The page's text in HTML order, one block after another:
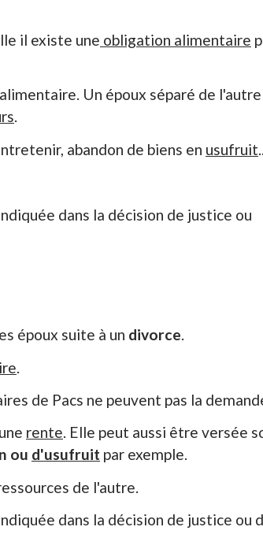
il existe une obligation alimentaire
Un époux séparé de l'autre
.
abandon de biens en usufruit
dans la décision de justice ou
époux suite à un divorce.
de Pacs ne peuvent pas la
rente. Elle peut aussi être versée
ou d'usufruit par exemple.
de l'autre.
dans la décision de justice ou